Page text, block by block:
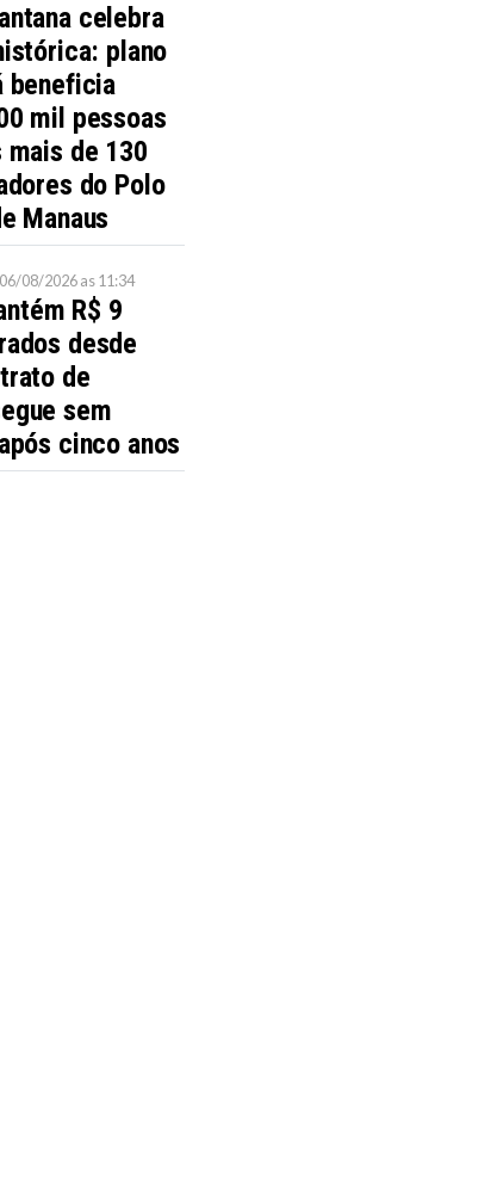
celebra
plano
beneficia
mil pessoas
mais de 130
do Polo
Manaus
06/08/2026 as 11:34
R$ 9
desde
de
sem
cinco anos